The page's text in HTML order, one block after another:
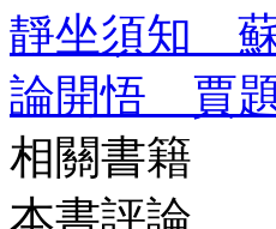
靜坐須知
論開悟 賈
相關書籍
本書評論